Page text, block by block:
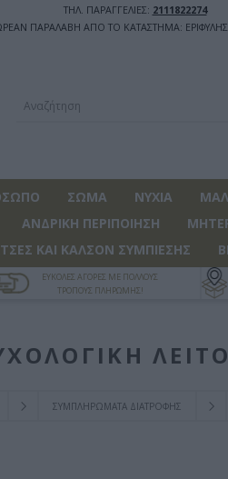
ΤΗΛ. ΠΑΡΑΓΓΕΛΙΕΣ: 2111822274
ΠΑΡΑΛΑΒΗ ΑΠΟ ΤΟ ΚΑΤΑΣΤΗΜΑ: ΕΡΙΦΥΛΗΣ
ΣΩΜΑ ΝΥΧΙΑ
ΑΝΔΡΙΚΗ ΠΕΡΙΠΟΙΗΣΗ
ΚΑΙ ΚΑΛΣΟΝ ΣΥΜΠΙΕΣΗΣ
ΕΥΚΟΛΕΣ ΑΓΟΡΕΣ ΜΕ ΠΟΛΛΟΥΣ
ΤΡΟΠΟΥΣ ΠΛΗΡΩΜΗΣ!
ΣΥΜΠΛΗΡΩΜΑΤΑ ΔΙΑΤΡΟΦΗΣ